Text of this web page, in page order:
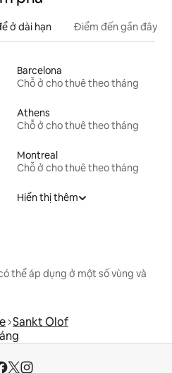
ở dài hạn Điểm đến gần đây
Barcelona
Chỗ ở cho thuê theo tháng
Athens
Chỗ ở cho thuê theo tháng
Montreal
Chỗ ở cho thuê theo tháng
Hiển thị thêm
thể áp dụng ở một số vùng và
Sankt Olof